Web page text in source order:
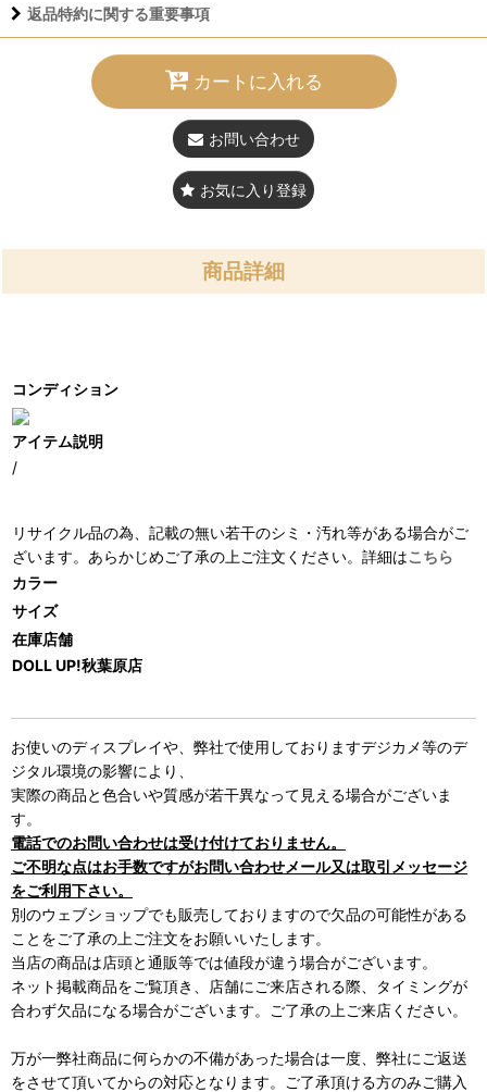
返品特約に関する重要事項
カートに入れる
お問い合わせ
お気に入り登録
商品詳細
コンディション
アイテム説明
/
リサイクル品の為、記載の無い若干のシミ・汚れ等がある場合がご
ざいます。あらかじめご了承の上ご注文ください。詳細はこちら
カラー
サイズ
在庫店舗
DOLL UP!秋葉原店
お使いのディスプレイや、弊社で使用しておりますデジカメ等のデ
ジタル環境の影響により、
実際の商品と色合いや質感が若干異なって見える場合がございま
す。
電話でのお問い合わせは受け付けておりません。
ご不明な点はお手数ですがお問い合わせメール又は取引メッセージ
をご利用下さい。
別のウェブショップでも販売しておりますので欠品の可能性がある
ことをご了承の上ご注文をお願いいたします。
当店の商品は店頭と通販等では値段が違う場合がございます。
ネット掲載商品をご覧頂き、店舗にご来店される際、タイミングが
合わず欠品になる場合がございます。ご了承の上ご来店ください。
万が一弊社商品に何らかの不備があった場合は一度、弊社にご返送
をさせて頂いてからの対応となります。ご了承頂ける方のみご購入